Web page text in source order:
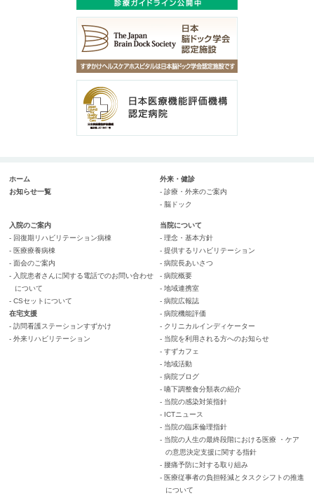
ホーム
お知らせ一覧
外来・健診
- 診療・外来のご案内
- 脳ドック
入院のご案内
- 回復期リハビリテーション病棟
- 医療療養病棟
- 面会のご案内
- 入院患者さんに関する電話でのお問い合わせ
について
- CSセットについて
在宅支援
- 訪問看護ステーションすずかけ
- 外来リハビリテーション
当院について
- 理念・基本方針
- 提供するリハビリテーション
- 病院長あいさつ
- 病院概要
- 地域連携室
- 病院広報誌
- 病院機能評価
- クリニカルインディケーター
- 当院を利用される方へのお知らせ
- すずカフェ
- 地域活動
- 病院ブログ
- 嚥下調整食分類表の紹介
- 当院の感染対策指針
- ICTニュース
- 当院の臨床倫理指針
- 当院の人生の最終段階における医療 ・ケア
の意思決定支援に関する指針
- 腰痛予防に対する取り組み
- 医療従事者の負担軽減とタスクシフトの推進
について